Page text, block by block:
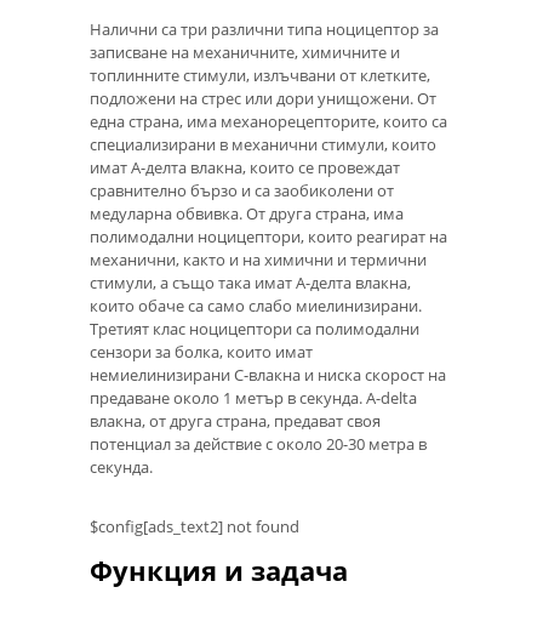
Налични са три различни типа ноцицептор за
записване на механичните, химичните и
топлинните стимули, излъчвани от клетките,
подложени на стрес или дори унищожени. От
една страна, има механорецепторите, които са
специализирани в механични стимули, които
имат A-делта влакна, които се провеждат
сравнително бързо и са заобиколени от
медуларна обвивка. От друга страна, има
полимодални ноцицептори, които реагират на
механични, както и на химични и термични
стимули, а също така имат А-делта влакна,
които обаче са само слабо миелинизирани.
Третият клас ноцицептори са полимодални
сензори за болка, които имат
немиелинизирани С-влакна и ниска скорост на
предаване около 1 метър в секунда. A-delta
влакна, от друга страна, предават своя
потенциал за действие с около 20-30 метра в
секунда.
$config[ads_text2] not found
Функция и задача